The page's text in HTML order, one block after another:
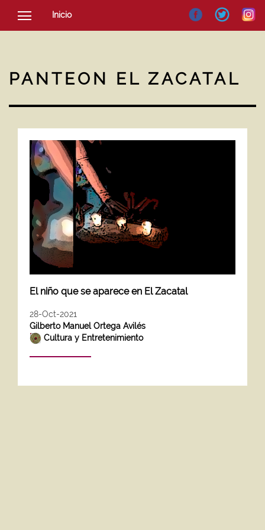
Inicio
SOCIEDAD
NOTICIAS
PANTEON EL ZACATAL
El niño que se aparece en El Zacatal
28-Oct-2021
Gilberto Manuel Ortega Avilés
Cultura y Entretenimiento